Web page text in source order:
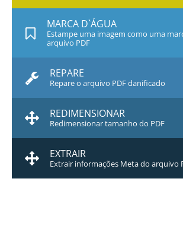
MARCA D`ÁGUA
Estampe uma imagem como uma
arquivo PDF
REPARE
Repare o arquivo PDF danificado
REDIMENSIONAR
Redimensionar tamanho do PDF
EXTRAIR
Extrair informações Meta do arquivo